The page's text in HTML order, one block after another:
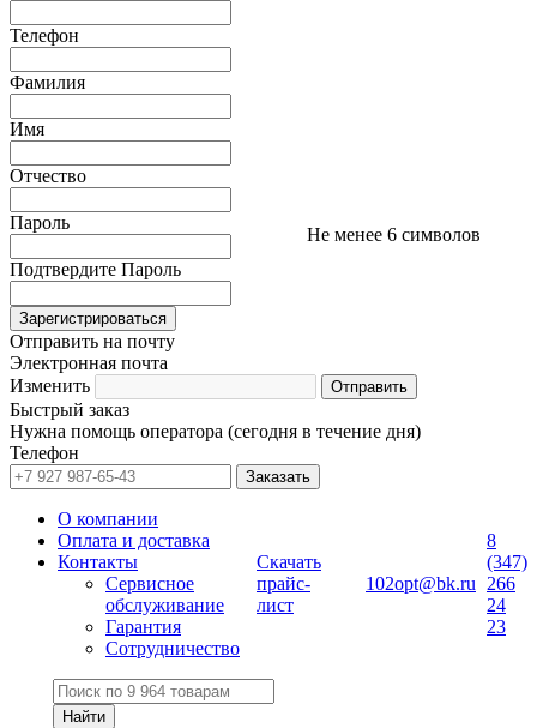
Телефон
Фамилия
Имя
Отчество
Пароль
Не менее 6 символов
Подтвердите Пароль
Отправить на почту
Электронная почта
Изменить
Быстрый заказ
Нужна помощь оператора (сегодня в течение дня)
Телефон
О компании
Оплата и доставка
Контакты
Сервисное
обслуживание
Гарантия
Сотрудничество
Скачать
прайс-
лист
102opt@bk.ru
8
(347)
266
24
23